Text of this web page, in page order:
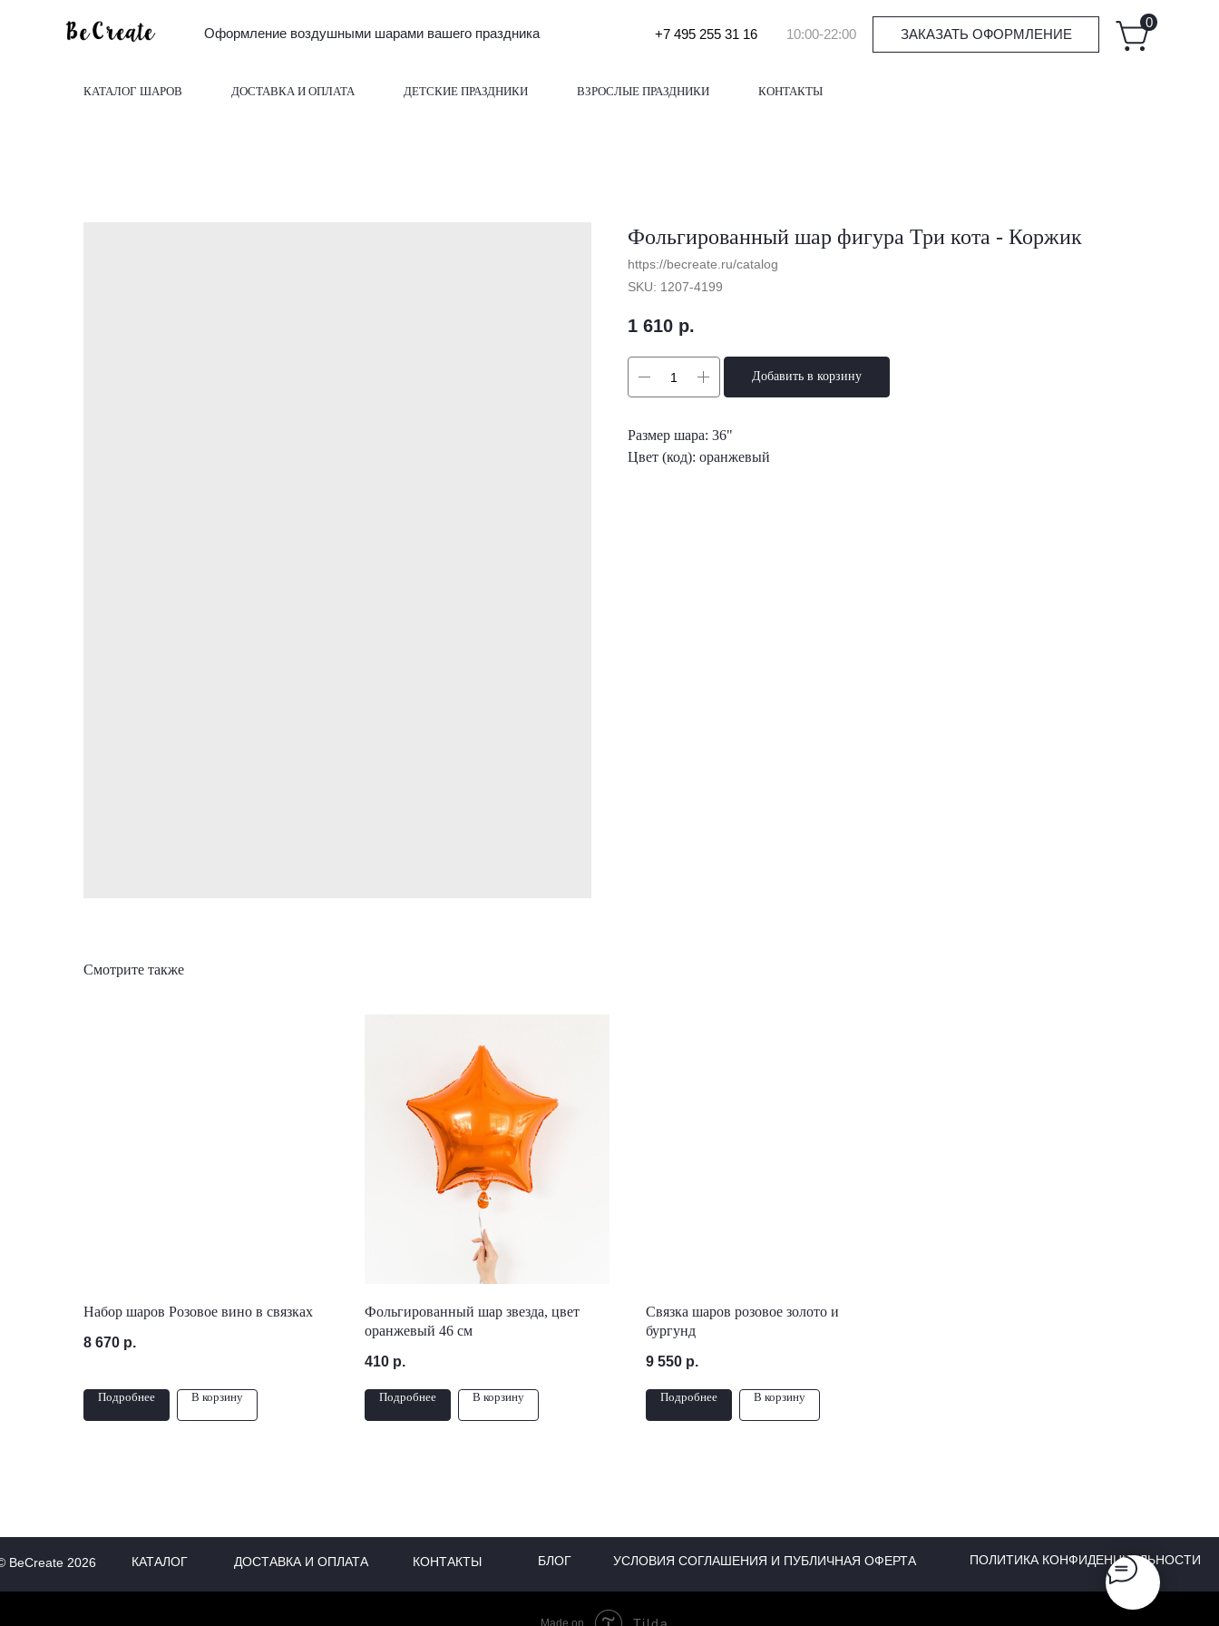
Оформление воздушными шарами вашего праздника +7 495 255 31 16 10:00-22:00 ЗАКАЗАТЬ ОФОРМЛЕНИЕ
0
КАТАЛОГ ШАРОВ ДОСТАВКА И ОПЛАТА ДЕТСКИЕ ПРАЗДНИКИ ВЗРОСЛЫЕ ПРАЗДНИКИ КОНТАКТЫ
Фольгированный шар фигура Три кота - Коржик
https://becreate.ru/catalog
SKU: 1207-4199
1 610 р.
Добавить в корзину
Размер шара: 36"
Цвет (код): оранжевый
Смотрите также
Набор шаров Розовое вино в связках
8 670 р.
Подробнее В корзину
Фольгированный шар звезда, цвет
оранжевый 46 см
410 р.
Подробнее В корзину
Связка шаров розовое золото и
бургунд
9 550 р.
Подробнее В корзину
КАТАЛОГ
BeCreate 2026 ДОСТАВКА И ОПЛАТА КОНТАКТЫ ПОЛИТИКА КОНФИДЕНЦИАЛЬНОСТИ
БЛОГ УСЛОВИЯ СОГЛАШЕНИЯ И ПУБЛИЧНАЯ ОФЕРТА